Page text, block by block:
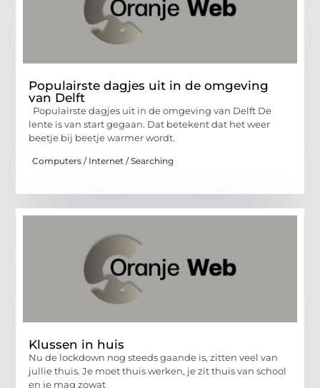
Populairste dagjes uit in de omgeving
van Delft
Populairste dagjes uit in de omgeving van Delft De
lente is van start gegaan. Dat betekent dat het weer
beetje bij beetje warmer wordt.
Computers / Internet / Searching
Klussen in huis
Nu de lockdown nog steeds gaande is, zitten veel van
jullie thuis. Je moet thuis werken, je zit thuis van school
en je mag zowat